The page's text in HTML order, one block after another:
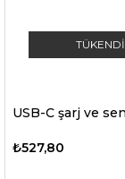
TÜKENDI
₺527,80